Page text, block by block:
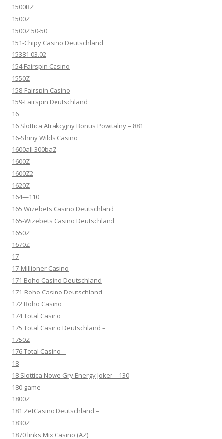
1500BZ
1500Z
1500Z 50-50
151-Chipy Casino Deutschland
15381 03.02
154 Fairspin Casino
1550Z
158-Fairspin Casino
159-Fairspin Deutschland
16
16 Slottica Atrakcyjny Bonus Powitalny – 881
16-Shiny Wilds Casino
1600all 300baZ
1600Z
1600Z2
1620Z
164—110
165 Wizebets Casino Deutschland
165-Wizebets Casino Deutschland
1650Z
1670Z
17
17-Millioner Casino
171 Boho Casino Deutschland
171-Boho Casino Deutschland
172 Boho Casino
174 Total Casino
175 Total Casino Deutschland –
1750Z
176 Total Casino –
18
18 Slottica Nowe Gry Energy Joker – 130
180 game
1800Z
181 ZetCasino Deutschland –
1830Z
1870 links Mix Casino (AZ)